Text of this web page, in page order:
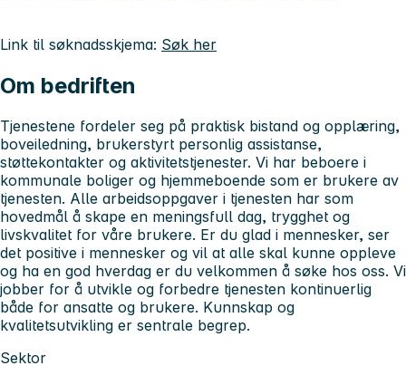
Link til søknadsskjema: Søk her
Om bedriften
Tjenestene fordeler seg på praktisk bistand og opplæring,
boveiledning, brukerstyrt personlig assistanse,
støttekontakter og aktivitetstjenester. Vi har beboere i
kommunale boliger og hjemmeboende som er brukere av
tjenesten. Alle arbeidsoppgaver i tjenesten har som
hovedmål å skape en meningsfull dag, trygghet og
livskvalitet for våre brukere. Er du glad i mennesker, ser
det positive i mennesker og vil at alle skal kunne oppleve
og ha en god hverdag er du velkommen å søke hos oss. Vi
jobber for å utvikle og forbedre tjenesten kontinuerlig
både for ansatte og brukere. Kunnskap og
kvalitetsutvikling er sentrale begrep.
Sektor